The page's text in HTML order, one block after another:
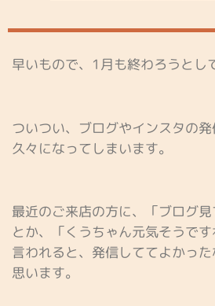
早いもので、1月も終わろうとし
ついつい、ブログやインスタの
久々になってしまいます。
最近のご来店の方に、「ブログ見
とか、「くうちゃん元気そうで
言われると、発信しててよかっ
思います。